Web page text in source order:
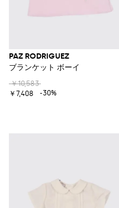
PAZ RODRIGUEZ
ブランケット ボーイ
￥10,583
￥7,408
-30%